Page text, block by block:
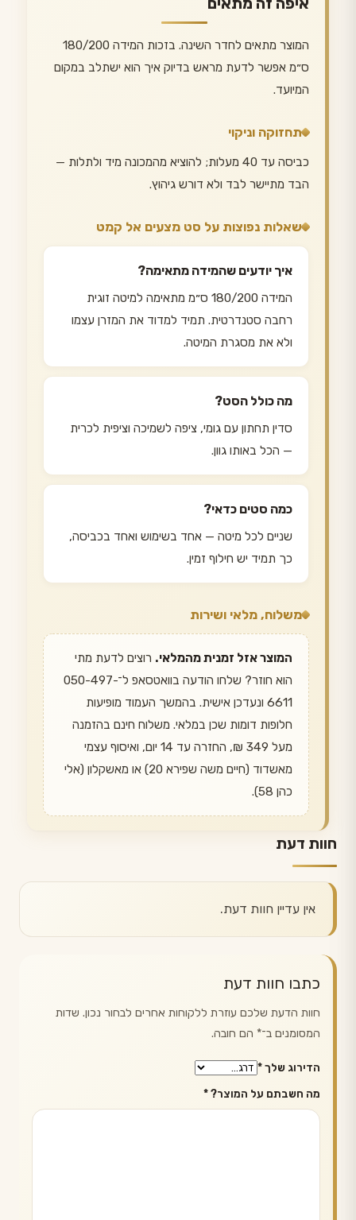
המוצר מתאים לחדר השינה. בזכות המידה 180/200
ס״מ אפשר לדעת מראש בדיוק איך הוא ישתלב במקום
המיועד.
תחזוקה וניקוי
כביסה עד 40 מעלות; להוציא מהמכונה מיד ולתלות —
הבד מתיישר לבד ולא דורש גיהוץ.
שאלות נפוצות על סט מצעים אל קמט
איך יודעים שהמידה מתאימה?
המידה 180/200 ס״מ מתאימה למיטה זוגית
רחבה סטנדרטית. תמיד למדוד את המזרן עצמו
ולא את מסגרת המיטה.
מה כולל הסט?
סדין תחתון עם גומי, ציפה לשמיכה וציפית לכרית
— הכל באותו גוון.
כמה סטים כדאי?
שניים לכל מיטה — אחד בשימוש ואחד בכביסה,
כך תמיד יש חילוף זמין.
משלוח, מלאי ושירות
המוצר אזל זמנית מהמלאי. רוצים לדעת מתי
הוא חוזר? שלחו הודעה בוואטסאפ ל־050-497-
6611 ונעדכן אישית. בהמשך העמוד מופיעות
חלופות דומות שכן במלאי. משלוח חינם בהזמנה
מעל 349 ₪, החזרה עד 14 יום, ואיסוף עצמי
מאשדוד (חיים משה שפירא 20) או מאשקלון (אלי
כהן 58).
חוות דעת
אין עדיין חוות דעת.
כתבו חוות דעת
חוות הדעת שלכם עוזרת ללקוחות אחרים לבחור נכון. שדות
המסומנים ב־* הם חובה.
הדירוג שלך*
מה חשבתם על המוצר?*